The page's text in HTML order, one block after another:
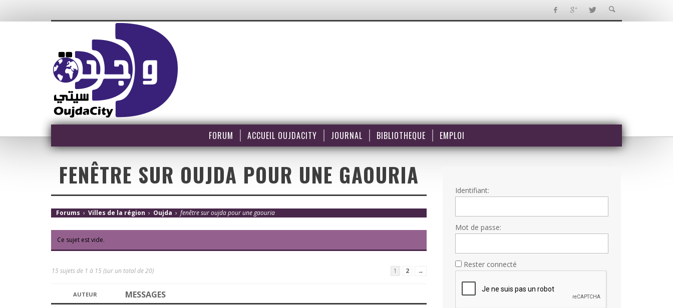
FORUM ACCUEIL OUJDACITY JOURNAL BIBLIOTHEQUE EMPLOI
FENÊTRE SUR OUJDA POUR UNE GAOURIA
Forums › Villes de la région › Oujda › fenêtre sur oujda pour une gaouria
Ce sujet est vide.
15 sujets de 1 à 15 (sur un total de 20) 1 2 →
AUTEUR MESSAGES
Identifiant:
Mot de passe:
Rester connecté